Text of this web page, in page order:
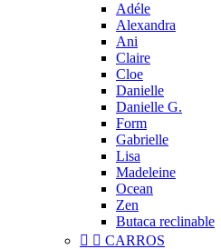
Adéle
Alexandra
Ani
Claire
Cloe
Danielle
Danielle G.
Form
Gabrielle
Lisa
Madeleine
Ocean
Zen
Butaca reclinable
  CARROS